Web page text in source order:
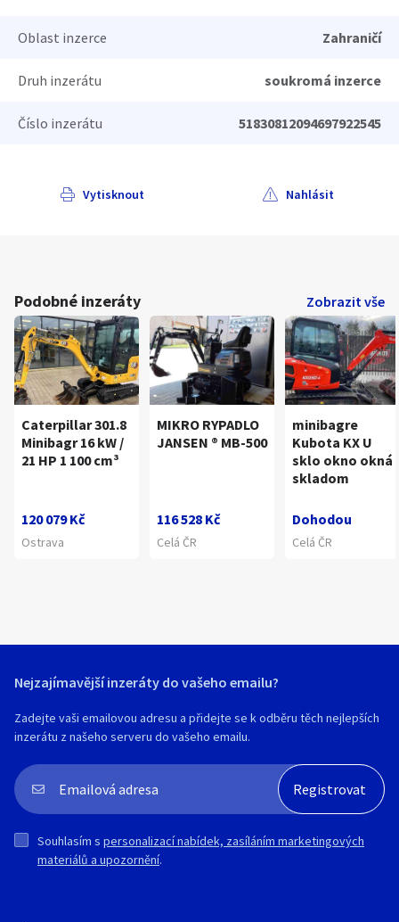
Oblast inzerce Zahraničí
Druh inzerátu soukromá inzerce
Číslo inzerátu 51830812094697922545
Vytisknout Nahlásit
Podobné inzeráty Zobrazit vše
Caterpillar 301.8
Minibagr 16 kW /
21 HP 1 100 cm³
120 079 Kč
Ostrava
MIKRO RYPADLO
JANSEN ® MB-500
116 528 Kč
Celá ČR
minibagre
Kubota KX U
sklo okno okná
skladom
Dohodou
Celá ČR
Nejzajímavější inzeráty do vašeho emailu?
Zadejte vaši emailovou adresu a přidejte se k odběru těch nejlepších
inzerátu z našeho serveru do vašeho emailu.
Souhlasím s personalizací nabídek, zasíláním marketingových
materiálů a upozornění.